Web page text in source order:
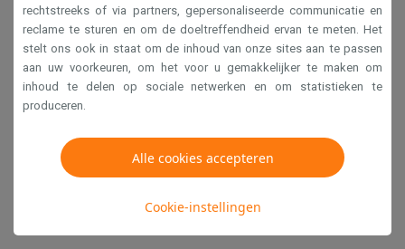
rechtstreeks of via partners, gepersonaliseerde communicatie en
reclame te sturen en om de doeltreffendheid ervan te meten. Het
stelt ons ook in staat om de inhoud van onze sites aan te passen
aan uw voorkeuren, om het voor u gemakkelijker te maken om
inhoud te delen op sociale netwerken en om statistieken te
produceren.
Alle cookies accepteren
Cookie-instellingen